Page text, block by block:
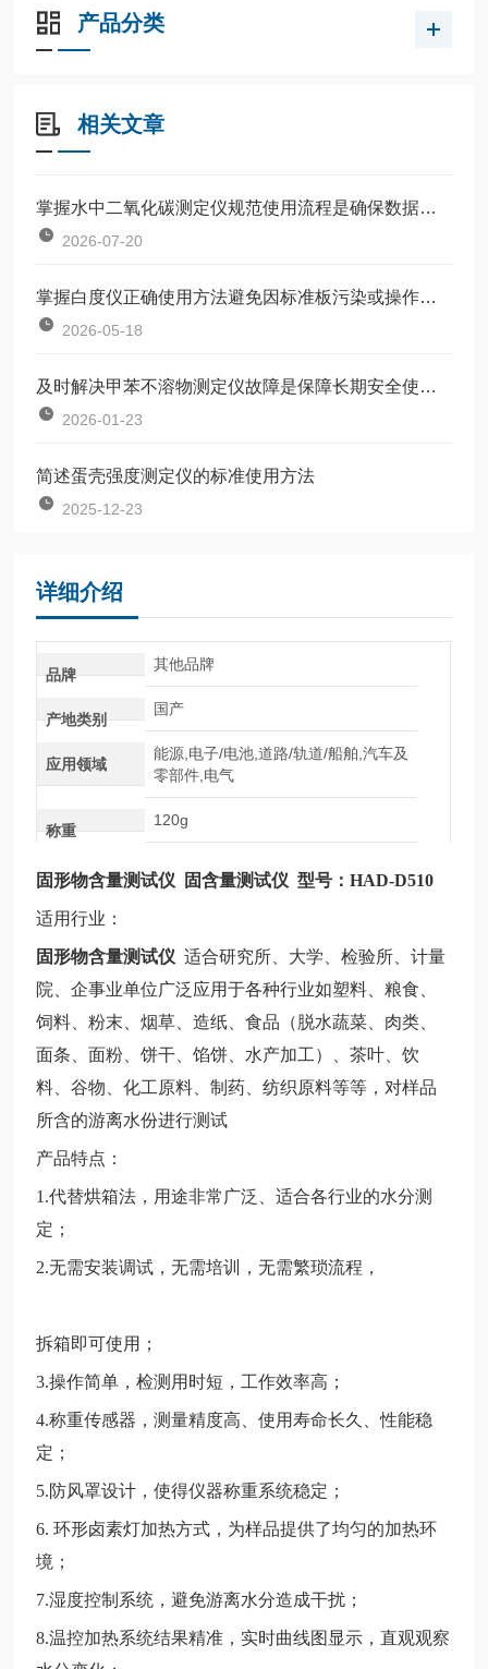
产品分类
相关文章
掌握水中二氧化碳测定仪规范使用流程是确保数据准确可靠的前提
2026-07-20
掌握白度仪正确使用方法避免因标准板污染或操作不规范引入误差
2026-05-18
及时解决甲苯不溶物测定仪故障是保障长期安全使用的关键
2026-01-23
简述蛋壳强度测定仪的标准使用方法
2025-12-23
详细介绍
品牌
其他品牌
产地类别
国产
应用领域
能源,电子/电池,道路/轨道/船舶,汽车及
零部件,电气
称重
120g
固形物含量测试仪 固含量测试仪 型号：HAD-D510
适用行业：
固形物含量测试仪 适合研究所、大学、检验所、计量
院、企事业单位广泛应用于各种行业如塑料、粮食、
饲料、粉末、烟草、造纸、食品（脱水蔬菜、肉类、
面条、面粉、饼干、馅饼、水产加工）、茶叶、饮
料、谷物、化工原料、制药、纺织原料等等，对样品
所含的游离水份进行测试
产品特点：
1.代替烘箱法，用途非常广泛、适合各行业的水分测
定；
2.无需安装调试，无需培训，无需繁琐流程，
拆箱即可使用；
3.操作简单，检测用时短，工作效率高；
4.称重传感器，测量精度高、使用寿命长久、性能稳
定；
5.防风罩设计，使得仪器称重系统稳定；
6. 环形卤素灯加热方式，为样品提供了均匀的加热环
境；
7.湿度控制系统，避免游离水分造成干扰；
8.温控加热系统结果精准，实时曲线图显示，直观观察